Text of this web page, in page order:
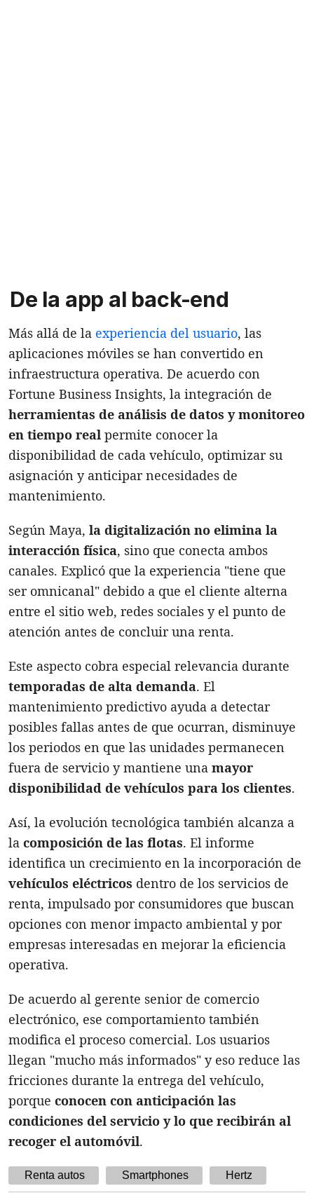
De la app al back-end
Más allá de la experiencia del usuario, las
aplicaciones móviles se han convertido en
infraestructura operativa. De acuerdo con
Fortune Business Insights, la integración de
herramientas de análisis de datos y monitoreo
en tiempo real permite conocer la
disponibilidad de cada vehículo, optimizar su
asignación y anticipar necesidades de
mantenimiento.
Según Maya, la digitalización no elimina la
interacción física, sino que conecta ambos
canales. Explicó que la experiencia "tiene que
ser omnicanal" debido a que el cliente alterna
entre el sitio web, redes sociales y el punto de
atención antes de concluir una renta.
Este aspecto cobra especial relevancia durante
temporadas de alta demanda. El
mantenimiento predictivo ayuda a detectar
posibles fallas antes de que ocurran, disminuye
los periodos en que las unidades permanecen
fuera de servicio y mantiene una mayor
disponibilidad de vehículos para los clientes.
Así, la evolución tecnológica también alcanza a
la composición de las flotas. El informe
identifica un crecimiento en la incorporación de
vehículos eléctricos dentro de los servicios de
renta, impulsado por consumidores que buscan
opciones con menor impacto ambiental y por
empresas interesadas en mejorar la eficiencia
operativa.
De acuerdo al gerente senior de comercio
electrónico, ese comportamiento también
modifica el proceso comercial. Los usuarios
llegan "mucho más informados" y eso reduce las
fricciones durante la entrega del vehículo,
porque conocen con anticipación las
condiciones del servicio y lo que recibirán al
recoger el automóvil.
Renta autos Smartphones Hertz